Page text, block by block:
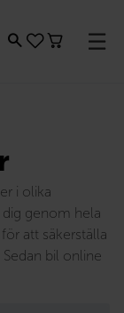
i olika
genom hela
att säkerställa
bil online